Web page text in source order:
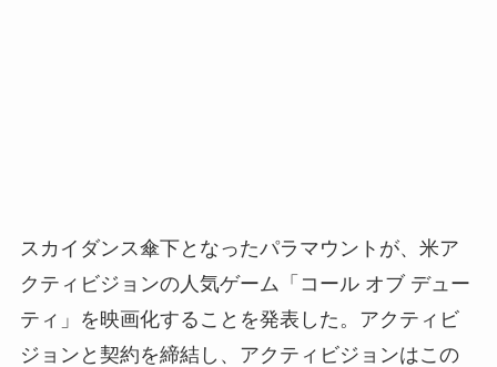
スカイダンス傘下となったパラマウントが、米ア
クティビジョンの人気ゲーム「コール オブ デュー
ティ」を映画化することを発表した。アクティビ
ジョンと契約を締結し、アクティビジョンはこの